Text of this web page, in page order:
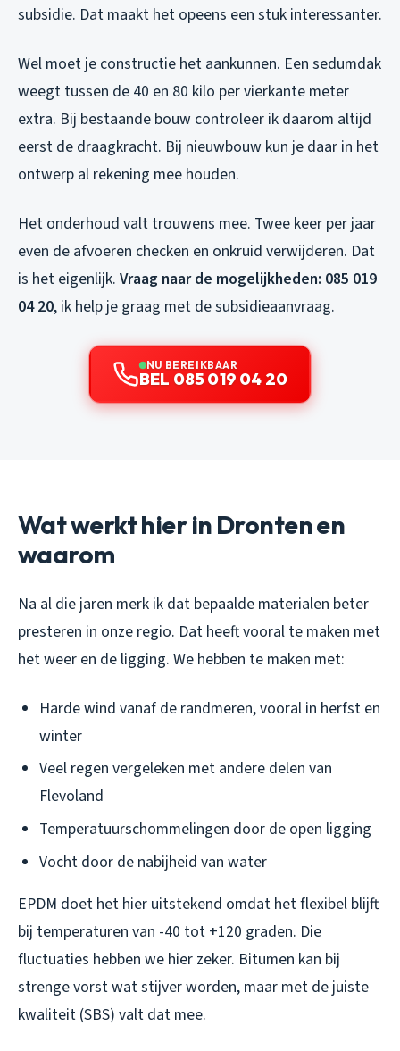
subsidie. Dat maakt het opeens een stuk interessanter.
Wel moet je constructie het aankunnen. Een sedumdak
weegt tussen de 40 en 80 kilo per vierkante meter
extra. Bij bestaande bouw controleer ik daarom altijd
eerst de draagkracht. Bij nieuwbouw kun je daar in het
ontwerp al rekening mee houden.
Het onderhoud valt trouwens mee. Twee keer per jaar
even de afvoeren checken en onkruid verwijderen. Dat
is het eigenlijk. Vraag naar de mogelijkheden: 085 019
04 20, ik help je graag met de subsidieaanvraag.
NU BEREIKBAAR
BEL 085 019 04 20
Wat werkt hier in Dronten en
waarom
Na al die jaren merk ik dat bepaalde materialen beter
presteren in onze regio. Dat heeft vooral te maken met
het weer en de ligging. We hebben te maken met:
Harde wind vanaf de randmeren, vooral in herfst en
winter
Veel regen vergeleken met andere delen van
Flevoland
Temperatuurschommelingen door de open ligging
Vocht door de nabijheid van water
EPDM doet het hier uitstekend omdat het flexibel blijft
bij temperaturen van -40 tot +120 graden. Die
fluctuaties hebben we hier zeker. Bitumen kan bij
strenge vorst wat stijver worden, maar met de juiste
kwaliteit (SBS) valt dat mee.